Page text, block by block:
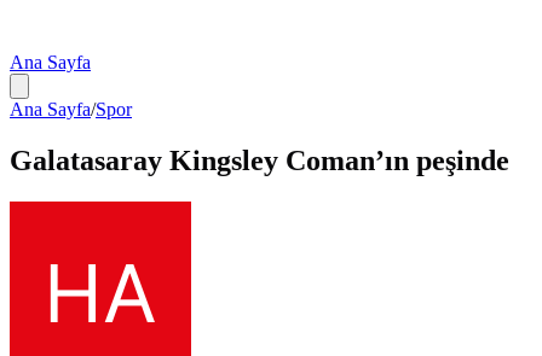
Ana Sayfa
Ana Sayfa/Spor
Galatasaray Kingsley Coman’ın peşinde